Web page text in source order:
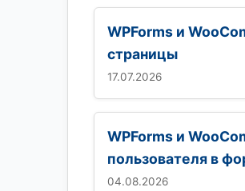
WPForms и
страницы
17.07.2026
WPForms и
пользователя в
04.08.2026